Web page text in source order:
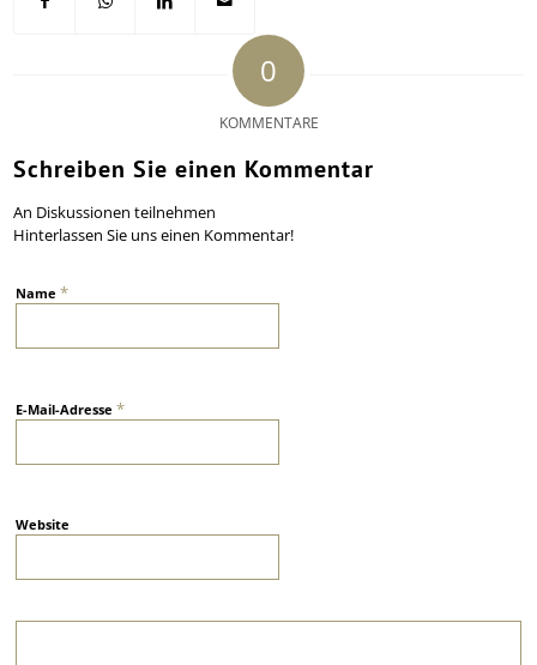
0
KOMMENTARE
Schreiben Sie einen Kommentar
An Diskussionen teilnehmen
Hinterlassen Sie uns einen Kommentar!
Name*
E-Mail-Adresse*
Website